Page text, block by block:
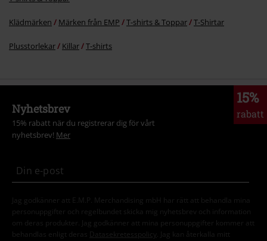
Jag godkänner att E.M.P. Merchandising mbH har rätt att behandla mina
om deras produkter. Jag godkänner att mina personuppgifter kommer att
Prenumerera
löses in i kassan. Gäller ej vid köp av biljetter, böcker, media, Rammstein-
produkter, (Till) Lindemann,-produkter, Böhse Onklez-produkter, Broilers-
Fischfilet-produkter, presentkort eller varor vars pris inkluderar en
donation.